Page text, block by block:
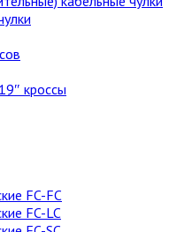
кроссы
FC-FC
FC-LC